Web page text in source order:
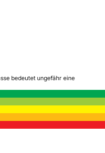
bedeutet ungefähr eine